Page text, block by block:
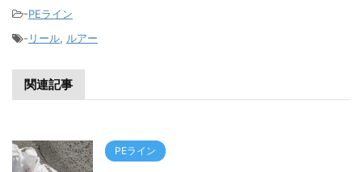
-PEライン
- リール, ルアー
関連記事
PEライン